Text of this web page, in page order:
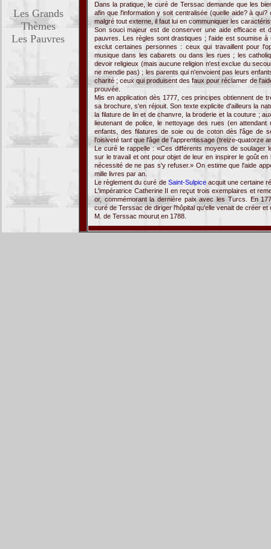
Les Grands
Thèmes
Les Pauvres
Dans la pratique, le curé de Terssac demande que les
afin que l'information y soit centralisée (quelle aide? à
malgré tout externe, il faut lui en communiquer les
Son souci majeur est de conserver une aide efficace et
pauvres. Les règles sont drastiques ; l'aide est soumise à
exclut certaines personnes : ceux qui travaillent pour
musique dans les cabarets ou dans les rues ; les
devoir religieux (mais aucune religion n'est exclue du
ne mendie pas) ; les parents qui n'envoient pas leurs
charité ; ceux qui produisent des faux pour réclamer de
prouvée.
Mis en application dès 1777, ces principes obtiennent de
sa brochure, s'en réjouit. Son texte explicite d'ailleurs la
la filature de lin et de chanvre, la broderie et la couture ;
lieutenant de police, le nettoyage des rues (en
enfants, des filatures de soie ou de coton dès l'âge de
l'oisiveté tant que l'âge de l'apprentissage (treize-quatorze
Le curé le rappelle : «Ces différents moyens de soulager
sur le travail et ont pour objet de leur en inspirer le goût
nécessité de ne pas s'y refuser.» On estime que l'aide
mille livres par an.
Le règlement du curé de Saint-Sulpiceacquit une certaine
L'impératrice Catherine II en reçut trois exemplaires et
or, commémorant la dernière paix avec les Turcs. En
curé de Terssac de diriger l'hôpital qu'elle venait de créer et
M. de Terssac mourut en 1788.